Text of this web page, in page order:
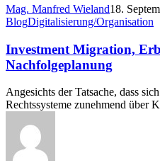
Mag. Manfred Wieland18.
Investment
Erbrecht
und
Nachfolgeplanung
BlogDigitalisierung/Organisation
Investment Migration,
Nachfolgeplanung
Angesichts der Tatsache, dass
Rechtssysteme zunehmend über